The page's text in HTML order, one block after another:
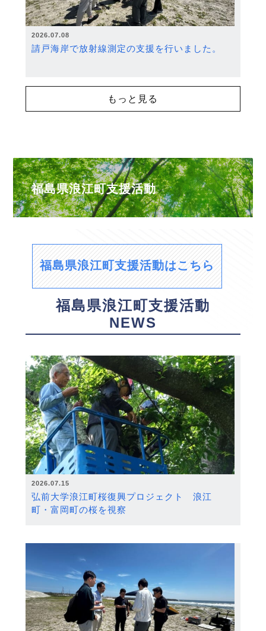
2026.07.08
請戸海岸で放射線測定の支援を行いました。
もっと見る
福島県浪江町支援活動
福島県浪江町支援活動はこちら
福島県浪江町支援活動
NEWS
2026.07.15
弘前大学浪江町桜復興プロジェクト 浪江
町・富岡町の桜を視察